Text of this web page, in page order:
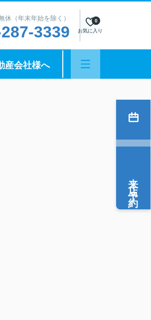
（年末年始を除く）
3339 お気に入り
0
産会社様へ
来店予約